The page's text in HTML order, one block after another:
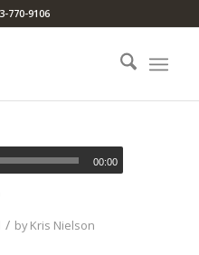
770-9106
00:00
/ byKris Nielson